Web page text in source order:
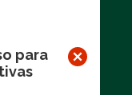
para